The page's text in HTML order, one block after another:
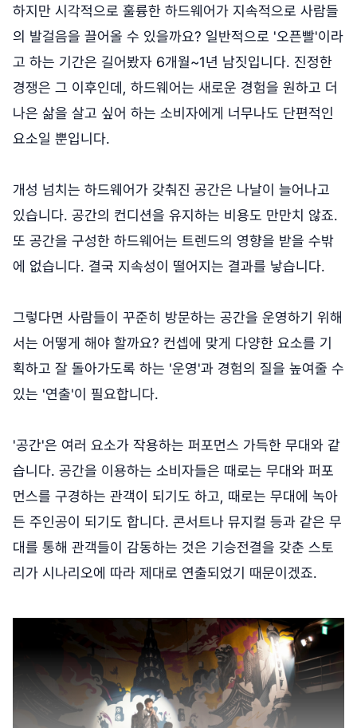
하지만 시각적으로 훌륭한 하드웨어가 지속적으로 사람들
의 발걸음을 끌어올 수 있을까요? 일반적으로 '오픈빨'이라
고 하는 기간은 길어봤자 6개월~1년 남짓입니다. 진정한
경쟁은 그 이후인데, 하드웨어는 새로운 경험을 원하고 더
나은 삶을 살고 싶어 하는 소비자에게 너무나도 단편적인
요소일 뿐입니다.
개성 넘치는 하드웨어가 갖춰진 공간은 나날이 늘어나고
있습니다. 공간의 컨디션을 유지하는 비용도 만만치 않죠.
또 공간을 구성한 하드웨어는 트렌드의 영향을 받을 수밖
에 없습니다. 결국 지속성이 떨어지는 결과를 낳습니다.
그렇다면 사람들이 꾸준히 방문하는 공간을 운영하기 위해
서는 어떻게 해야 할까요? 컨셉에 맞게 다양한 요소를 기
획하고 잘 돌아가도록 하는 '운영'과 경험의 질을 높여줄 수
있는 '연출'이 필요합니다.
'공간'은 여러 요소가 작용하는 퍼포먼스 가득한 무대와 같
습니다. 공간을 이용하는 소비자들은 때로는 무대와 퍼포
먼스를 구경하는 관객이 되기도 하고, 때로는 무대에 녹아
든 주인공이 되기도 합니다. 콘서트나 뮤지컬 등과 같은 무
대를 통해 관객들이 감동하는 것은 기승전결을 갖춘 스토
리가 시나리오에 따라 제대로 연출되었기 때문이겠죠.